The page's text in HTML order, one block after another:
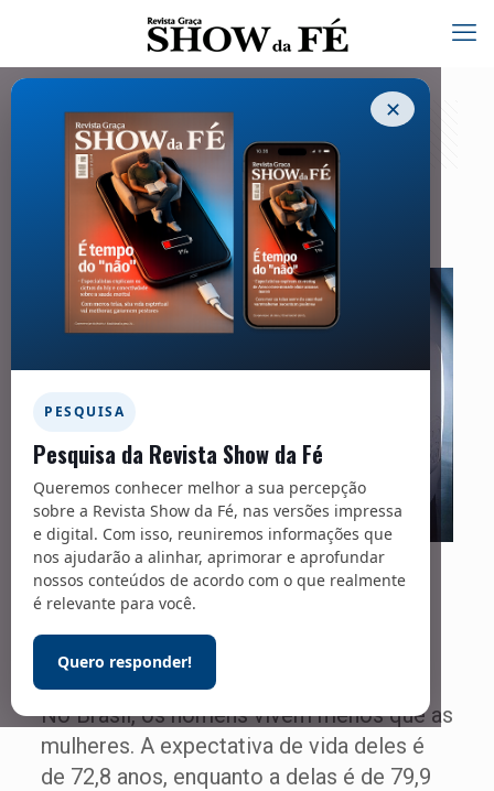
✕
PESQUISA
Pesquisa da Revista Show da Fé
Queremos conhecer melhor a sua percepção
sobre a Revista Show da Fé, nas versões impressa
e digital. Com isso, reuniremos informações que
nos ajudarão a alinhar, aprimorar e aprofundar
nossos conteúdos de acordo com o que realmente
é relevante para você.
Quero responder!
Saudáveis Advertências – 249
01/04/2020
Foto: Divulgação / GE
Poucos exames
No Brasil, os homens vivem menos que as
mulheres. A expectativa de vida deles é
de 72,8 anos, enquanto a delas é de 79,9